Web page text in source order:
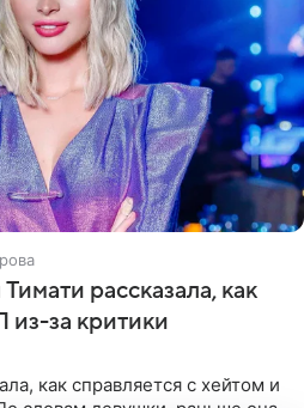
рассказала, как
из-за критики
как справляется с хейтом и